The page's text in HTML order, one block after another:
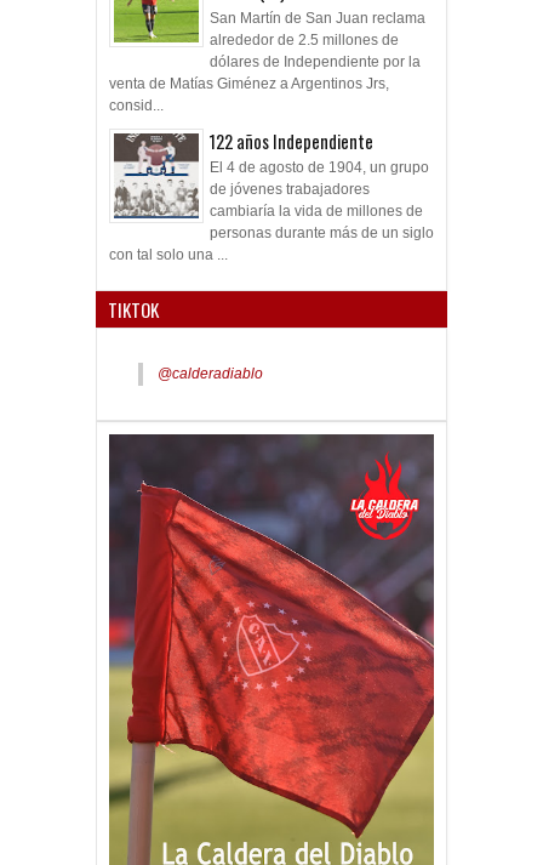
San Martín de San Juan reclama
alrededor de 2.5 millones de
dólares de Independiente por la
venta de Matías Giménez a Argentinos Jrs,
consid...
122 años Independiente
El 4 de agosto de 1904, un grupo
de jóvenes trabajadores
cambiaría la vida de millones de
personas durante más de un siglo
con tal solo una ...
TIKTOK
@calderadiablo